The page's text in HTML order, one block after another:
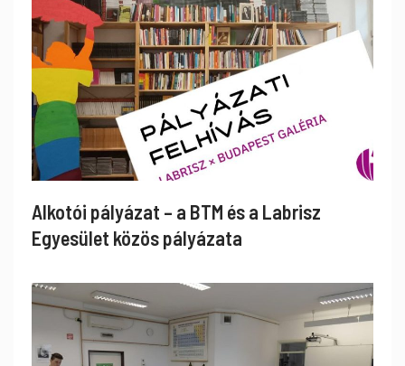
Alkotói pályázat – a BTM és a Labrisz
Egyesület közös pályázata